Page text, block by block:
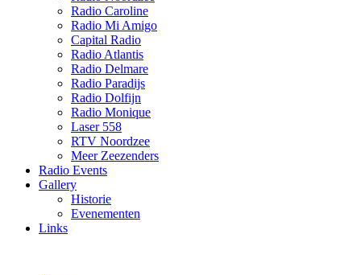
Radio Caroline
Radio Mi Amigo
Capital Radio
Radio Atlantis
Radio Delmare
Radio Paradijs
Radio Dolfijn
Radio Monique
Laser 558
RTV Noordzee
Meer Zeezenders
Radio Events
Gallery
Historie
Evenementen
Links